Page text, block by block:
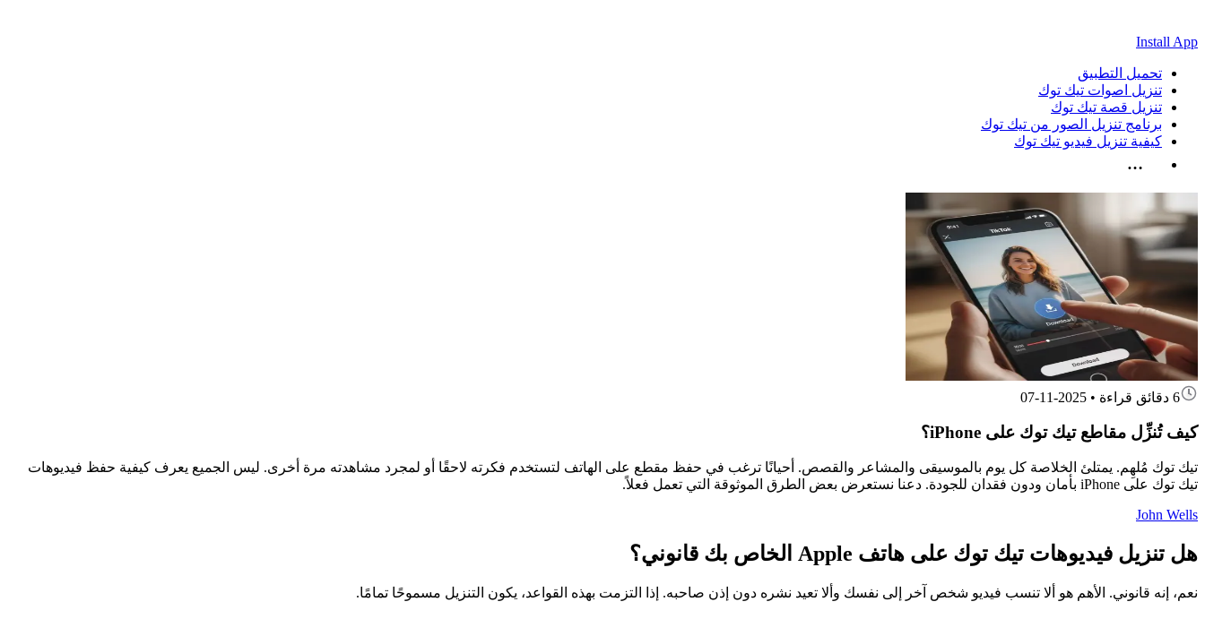
Install App
تحميل التطبيق
تنزيل اصوات تيك توك
تنزيل قصة تيك توك
برنامج تنزيل الصور من تيك توك
كيفية تنزيل فيديو تيك توك
…
6 دقائق قراءة •
2025-11-07
كيف تُنزِّل مقاطع تيك توك على iPhone؟
تيك توك مُلهِم. يمتلئ الخلاصة كل يوم بالموسيقى والمشاعر والقصص. أحيانًا ترغب في حفظ مقطع على الهاتف لتستخدم فكرته لاحقًا أو لمجرد مشاهدته مرة أخرى. ليس الجميع يعرف كيفية حفظ فيديوهات
تيك توك على iPhone بأمان ودون فقدان للجودة. دعنا نستعرض بعض الطرق الموثوقة التي تعمل فعلاً.
John Wells
هل تنزيل فيديوهات تيك توك على هاتف Apple الخاص بك قانوني؟
نعم، إنه قانوني. الأهم هو ألا تنسب فيديو شخص آخر إلى نفسك وألا تعيد نشره دون إذن صاحبه. إذا التزمت بهذه القواعد، يكون التنزيل مسموحًا تمامًا.